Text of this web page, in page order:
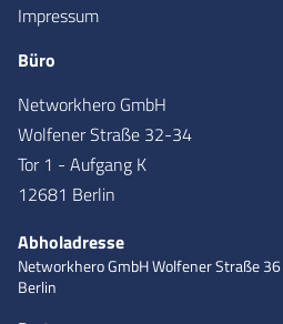
Impressum
Büro
Networkhero GmbH
Wolfener Straße 32-34
Tor 1 - Aufgang K
12681 Berlin
Abholadresse
Networkhero GmbHWolfener Straße 36
Berlin